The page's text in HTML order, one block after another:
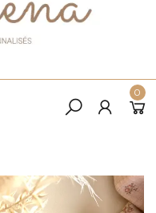
0